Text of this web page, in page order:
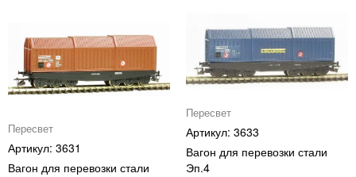
Пересвет
3631
Вагон для перевозки стали
Пересвет
3633
Вагон для перевозки стали
Эп.4